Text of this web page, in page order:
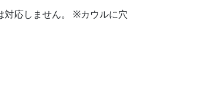
対応しません。 ※カウルに穴